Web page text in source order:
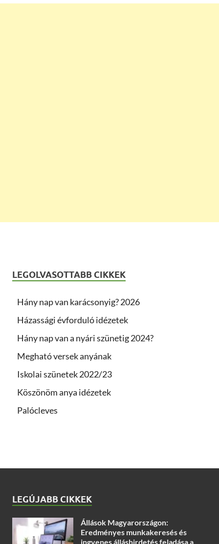
LEGOLVASOTTABB CIKKEK
Hány nap van karácsonyig? 2026
Házassági évforduló idézetek
Hány nap van a nyári szünetig 2024?
Megható versek anyának
Iskolai szünetek 2022/23
Köszönöm anya idézetek
Palócleves
LEGÚJABB CIKKEK
Állások Magyarországon:
Eredményes munkakeresés és
ingyenes álláshirdetés feladása a